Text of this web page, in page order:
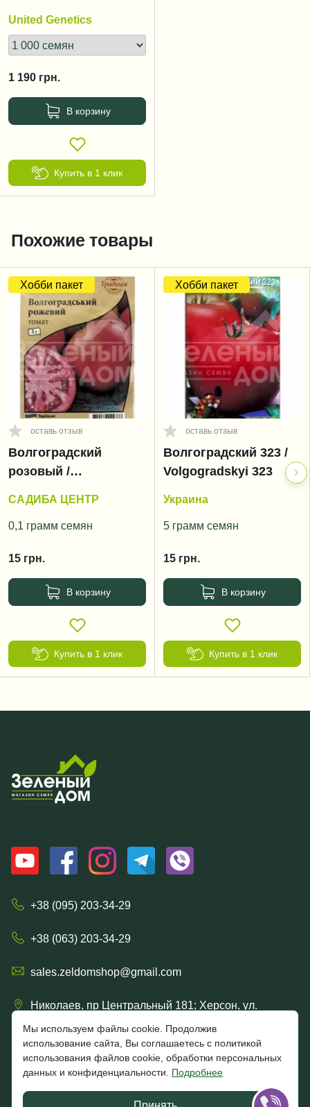
United Genetics
1 190 грн.
В корзину
Купить в 1 клик
Похожие товары
Хобби пакет
оставь отзыв
Волгоградский
розовый /
САДИБА ЦЕНТР
0,1 грамм семян
15 грн.
В корзину
Купить в 1 клик
Хобби пакет
оставь отзыв
Волгоградский 323 /
Volgogradskyi 323
Украина
5 грамм семян
15 грн.
В корзину
Купить в 1 клик
+38 (095) 203-34-29
+38 (063) 203-34-29
sales.zeldomshop@gmail.com
Николаев, пр Центральный 181; Херсон, ул.
4.7★★★★★
★★★★★
Мы используем файлы cookie. Продолжив
использование сайта, Вы соглашаетесь с политикой
использования файлов cookie, обработки персональных
данных и конфиденциальности.
Подробнее